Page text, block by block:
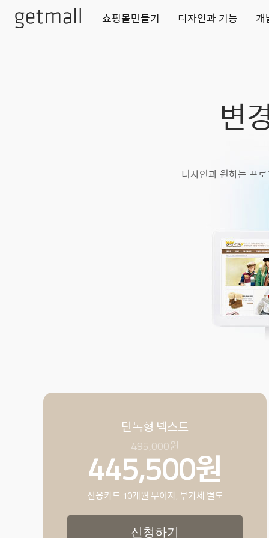
쇼핑몰만들기 디자인과 기능 개
변
디자인과 원하는 프
단독형 넥스트
495,000원
445,500원
신용카드 10개월 무이자, 부가세 별도
신청하기